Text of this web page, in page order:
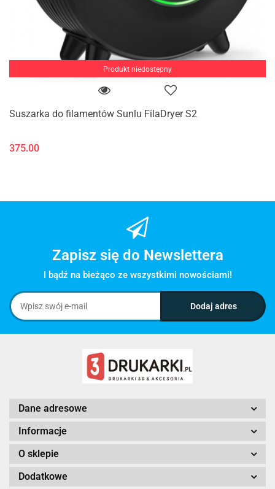
Produkt niedostępny
Suszarka do filamentów Sunlu FilaDryer S2
375.00
Zapisz się do Newslettera
I bądź na bieżąco ze wszystkimi nowościami!
Dane adresowe
Informacje
O sklepie
Dodatkowe